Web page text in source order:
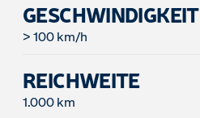
GESCHWINDIGKEIT
> 100 km/h
REICHWEITE
1.000 km